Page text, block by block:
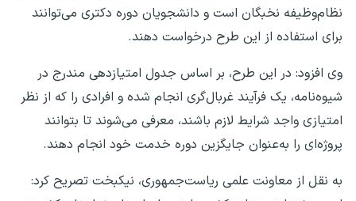
نظام‌وظیفه نخبگان است و دانشجویان دوره دکتری می‌توانند
برای استفاده از این طرح درخواست دهند.
وی افزود: در این طرح، بر اساس جدول امتیازدهی مندرج در
شیوه‌نامه، یک فرآیند غربال‌گری انجام شده و افرادی را که از نظر
امتیازی واجد شرایط لازم باشند، معرفی می‌شوند تا بتوانند
پروژه‌ای را به‌عنوان جایگزین دوره خدمت خود انجام دهند.
به نقل از معاونت علمی ریاست‌جمهوری، نیکبخت تصریح کرد: